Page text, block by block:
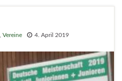
Vereine 4. April 2019